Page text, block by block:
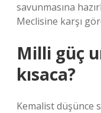
savunmasına
Meclisine karşı
Milli güç
kısaca?
Kemalist düşünce